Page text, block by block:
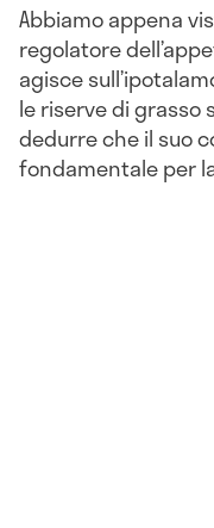
Abbiamo appena
regolatore
agisce
le riserve di grasso
dedurre che il suo
fondamentale per